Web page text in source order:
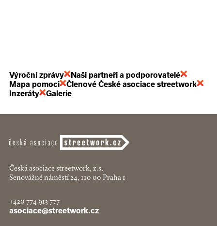
Výroční zprávy
Naši partneři a podporovatelé
Mapa pomoci
Členové České asociace streetwork
Inzeráty
Galerie
Česká asociace streetwork, z.s,
Senovážné náměstí 24, 110 00 Praha 1
+420 774 913 777
asociace@streetwork.cz